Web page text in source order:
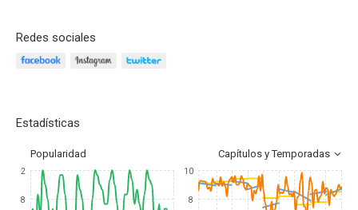
Redes sociales
Estadísticas
Popularidad Capítulos y Temporadas
2
8
10
8